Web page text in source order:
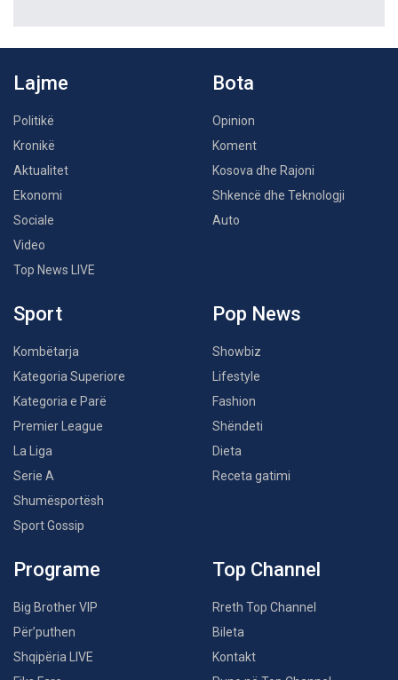
Lajme
Politikë
Kronikë
Aktualitet
Ekonomi
Sociale
Video
Top News LIVE
Bota
Opinion
Koment
Kosova dhe Rajoni
Shkencë dhe Teknologji
Auto
Sport
Kombëtarja
Kategoria Superiore
Kategoria e Parë
Premier League
La Liga
Serie A
Shumësportësh
Sport Gossip
Pop News
Showbiz
Lifestyle
Fashion
Shëndeti
Dieta
Receta gatimi
Programe
Big Brother VIP
Për’puthen
Shqipëria LIVE
Top Channel
Rreth Top Channel
Bileta
Kontakt